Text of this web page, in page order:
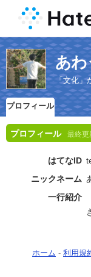
あわ
「文化
プロフィール
プロフィール 最終更
はてなID
ニックネーム
一行紹介
ホーム - 利用規